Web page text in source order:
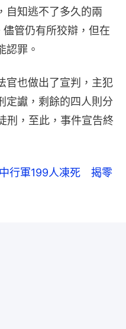
自知逃不了多久的兩
管仍有所狡辯，但在
認罪。
官也做出了宣判，主犯
定讞，剩餘的四人則分
刑，至此，事件宣告終
行軍199人凍死 揭零